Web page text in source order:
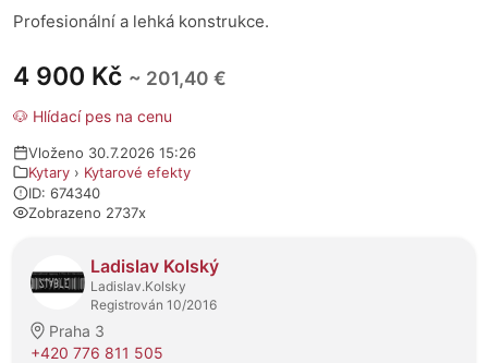
4 900 Kč ~ 201,40 €
🐶 Hlídací pes na cenu
Vloženo 30.7.2026 15:26
Kytary › Kytarové efekty
ID: 674340
Zobrazeno 2737x
Ladislav Kolský
Ladislav.Kolsky
Registrován 10/2016
Praha 3
+420 776 811 505
Profesionální a lehká konstrukce.